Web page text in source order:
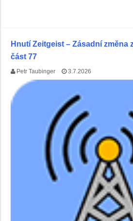
Hnutí Zeitgeist – Zásadní změna
část 77
Petr Taubinger 3.7.2026